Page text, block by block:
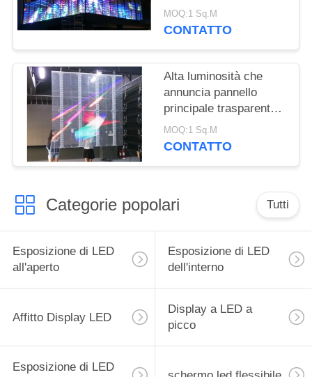
all'aperto della
IMMERSIONE 346
MOQ:1 Sq.M
CONTATTO
Alta luminosità che
annuncia pannello
principale trasparente
20mm per la parete di
vetro
MOQ:1 Sq.M
CONTATTO
Categorie popolari Tutti
Esposizione di LED
all'aperto
Esposizione di LED
dell'interno
Affitto Display LED
Display a LED a
picco
Esposizione di LED